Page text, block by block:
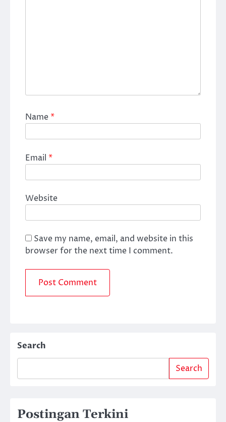
Name*
Email *
Website
Save my name, email, and website in this
browser for the next time I comment.
Search
Search
Postingan Terkini